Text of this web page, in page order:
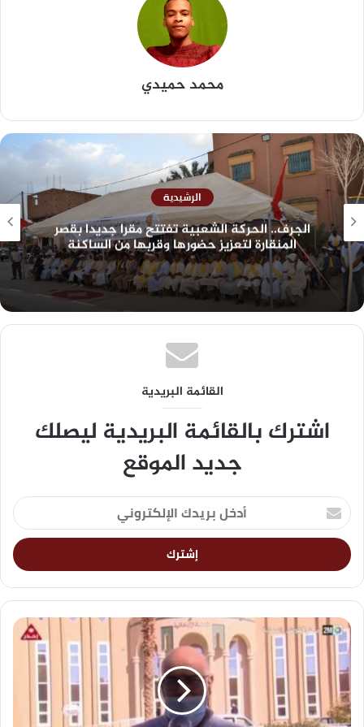
محمد حميدي
الرشيدية
الجرف.. الحركة الشعبية تفتتح مقرا جديدا بقصر
المنقارة لتعزيز حضورها وقربها من الساكنة
القائمة البريدية
اشترك بالقائمة البريدية ليصلك
جديد الموقع